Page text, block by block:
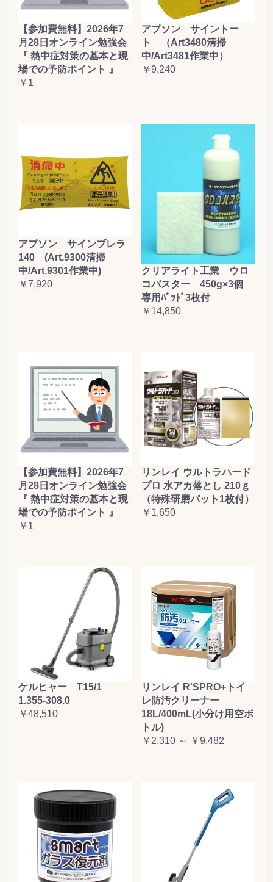
【参加費無料】2026年7
月28日オンライン勉強会
『 熱中症対策の基本と現
場での予防ポイント 』
￥1
アプソン サイントー
ト （Art3480清掃
中/Art3481作業中）
￥9,240
アプソン サインブレラ
140 (Art.9300清掃
中/Art.9301作業中)
￥7,920
クリアライト工業 ウロ
コバスター 450g×3個
専用ﾊﾟｯﾄﾞ3枚付
￥14,850
【参加費無料】2026年7
月28日オンライン勉強会
『 熱中症対策の基本と現
場での予防ポイント 』
￥1
リンレイ ウルトラハード
プロ 水アカ落とし 210ｇ
（特殊研磨パット1枚付）
￥1,650
ケルヒャー T15/1
1.355-308.0
￥48,510
リンレイ R'SPRO+トイ
レ防汚クリーナー
18L/400mL(小分け用空ボ
トル)
￥2,310 ～ ￥9,482